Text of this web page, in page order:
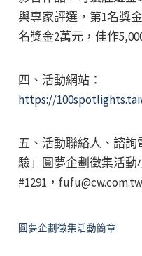
與專家評選，第1名獎
名獎金2萬元，佳作
四、活動網站：
https://
五、活動聯絡人、諮
驗」圓夢企劃徵集活動
#1291，
圓夢企劃徵集活動簡章